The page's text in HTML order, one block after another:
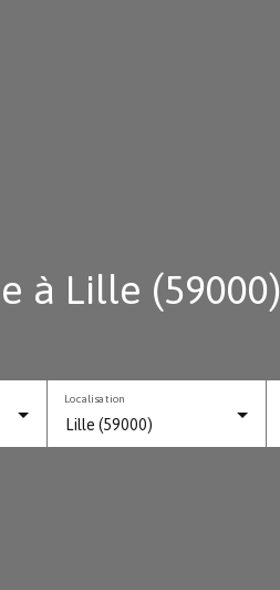
à Lille (59000)
Lille (59000)
Localisation